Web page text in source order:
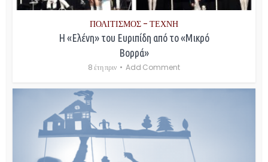
ΠΟΛΙΤΙΣΜΟΣ - ΤΕΧΝΗ
Η «Ελένη» του Ευριπίδη από το «Μικρό
Βορρά»
8 έτη πριν Add Comment